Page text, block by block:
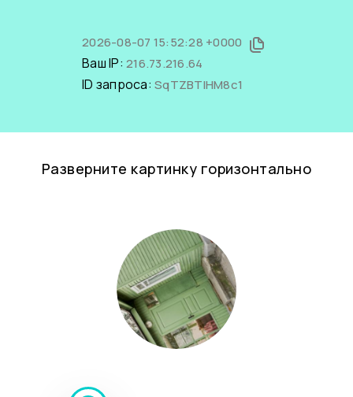
2026-08-07 15:52:28 +0000
Ваш IP: 216.73.216.64
ID запроса: SqTZBTlHM8c1
Разверните картинку горизонтально